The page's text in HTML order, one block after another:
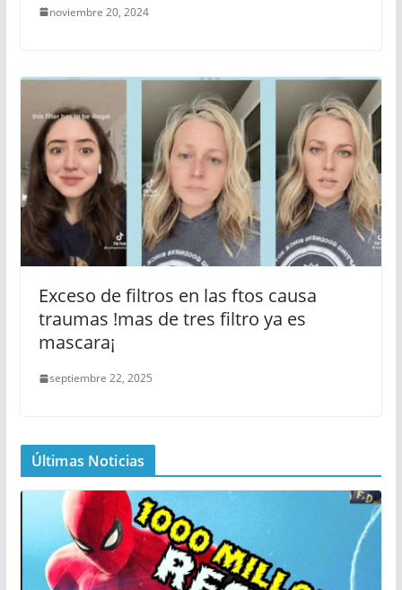
noviembre 20, 2024
Exceso de filtros en las ftos causa
traumas !mas de tres filtro ya es
mascara¡
septiembre 22, 2025
Últimas Noticias